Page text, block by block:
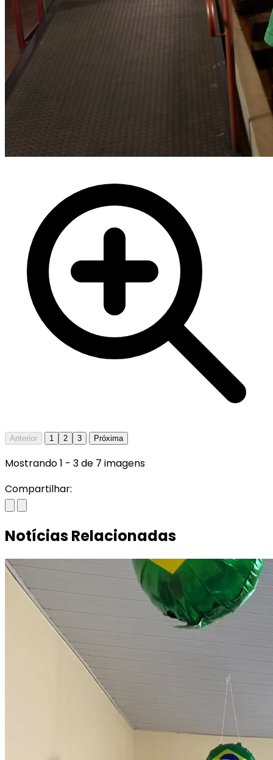
Anterior 1 2 3 Próxima
Mostrando1 - 3de 7 imagens
Compartilhar:
Notícias Relacionadas